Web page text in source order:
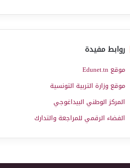
روابط مفيدة
موقع Edunet.tn
موقع وزارة التربية التونسية
المركز الوطني البيداغوجي
الفضاء الرقمي للمراجعة والتدارك